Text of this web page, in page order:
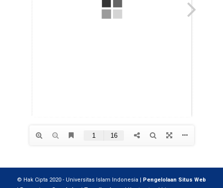
© Hak Cipta 2020 - Universitas Islam Indonesia | Pengelolaan Situs Web